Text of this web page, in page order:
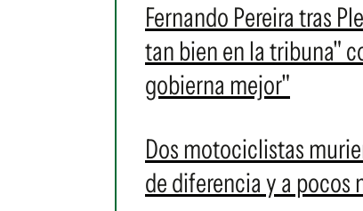
Fernando Pereira tras
tan bien en la tribuna"
gobierna mejor"
Dos motociclistas
de diferencia y a pocos